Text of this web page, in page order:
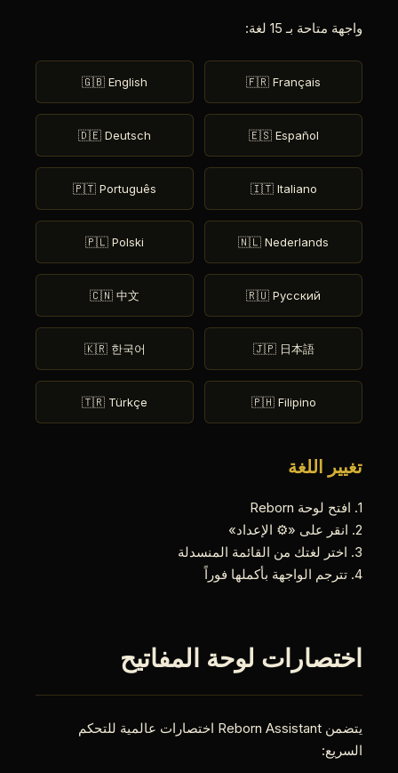
واجهة متاحة بـ 15 لغة:
🇫🇷 Français
🇬🇧 English
🇪🇸 Español
🇩🇪 Deutsch
🇮🇹 Italiano
🇵🇹 Português
🇳🇱 Nederlands
🇵🇱 Polski
🇷🇺 Русский
🇨🇳 中文
🇯🇵 日本語
🇰🇷 한국어
🇵🇭 Filipino
🇹🇷 Türkçe
تغيير اللغة
1. افتح لوحة Reborn
2. انقر على «⚙️ الإعداد»
3. اختر لغتك من القائمة المنسدلة
4. تترجم الواجهة بأكملها فوراً
اختصارات لوحة المفاتيح
يتضمن Reborn Assistant اختصارات عالمية للتحكم
السريع: